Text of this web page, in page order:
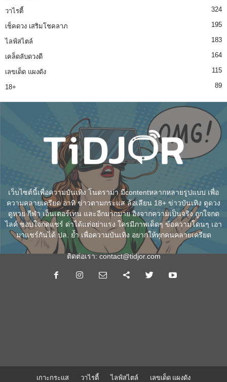
วาไรตี้ 324
เช็คดวง เสริมโชคลาภ 195
ไลฟ์สไตล์ 183
เคล็ดลับดวงดี 164
เลขเด็ด แผงดัง 115
18+ 89
เว็บไซต์นี้เพื่อความบันเทิง โนดราม่า มีcontentหลากหลายรูปแบบ เพื่อ
ความคลายเครียด อาทิ ข่าวตามกระแส ล้อเลียน 18+ ข่าวบันเทิง ดูดวง
ดูหวย กีฬา เอ็นเตอร์เทน และอีกมากมาย อิงจากความเป็นจริง ถูกใจกด
ไลค์ ชอบใจกดแชร์ ด่าได้แต่อย่าแรง ใครมีภาพเด็ดๆ ข้อความโดนๆ เอา
มาแชร์กันได้ ปล. ย้ำ เพื่อความบันเทิง อยากให้ทุกคนคลายเครียด
ติดต่อเรา: contact@tidjor.com
เกาะกระแส วาไรตี้ ไลฟ์สไตล์ เลขเด็ด แผงดัง